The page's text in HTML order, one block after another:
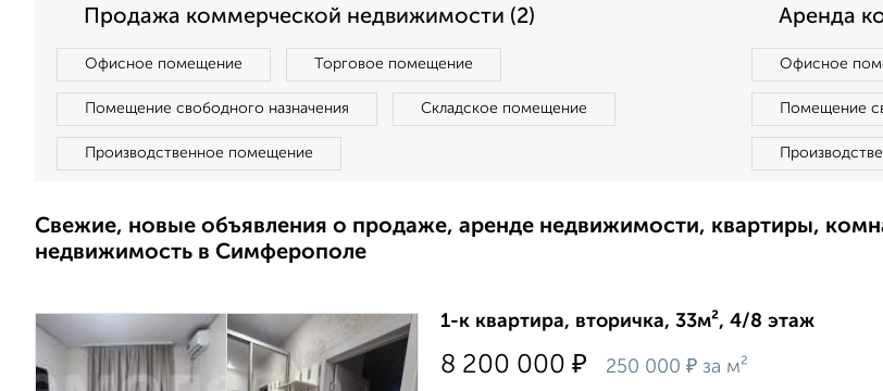
Продажа коммерческой недвижимости (2)
Офисное помещение Торговое помещение
Помещение свободного назначения Складское помещение
Производственное помещение
Аренда
Офисное
Помещение
Свежие, новые объявления о продаже, аренде недвижимости, квартиры,
недвижимость в Симферополе
1-к квартира, вторичка, 33м², 4/8 этаж
8 200 000 ₽ 250 000 ₽ за м²